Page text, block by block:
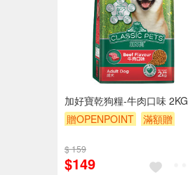
加好寶乾狗糧-牛肉口味 2KG
贈OPENPOINT
滿額贈
$ 159
$149